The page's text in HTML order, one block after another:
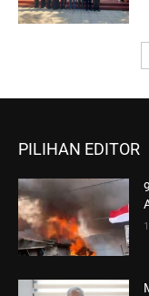
PILIHAN EDITOR